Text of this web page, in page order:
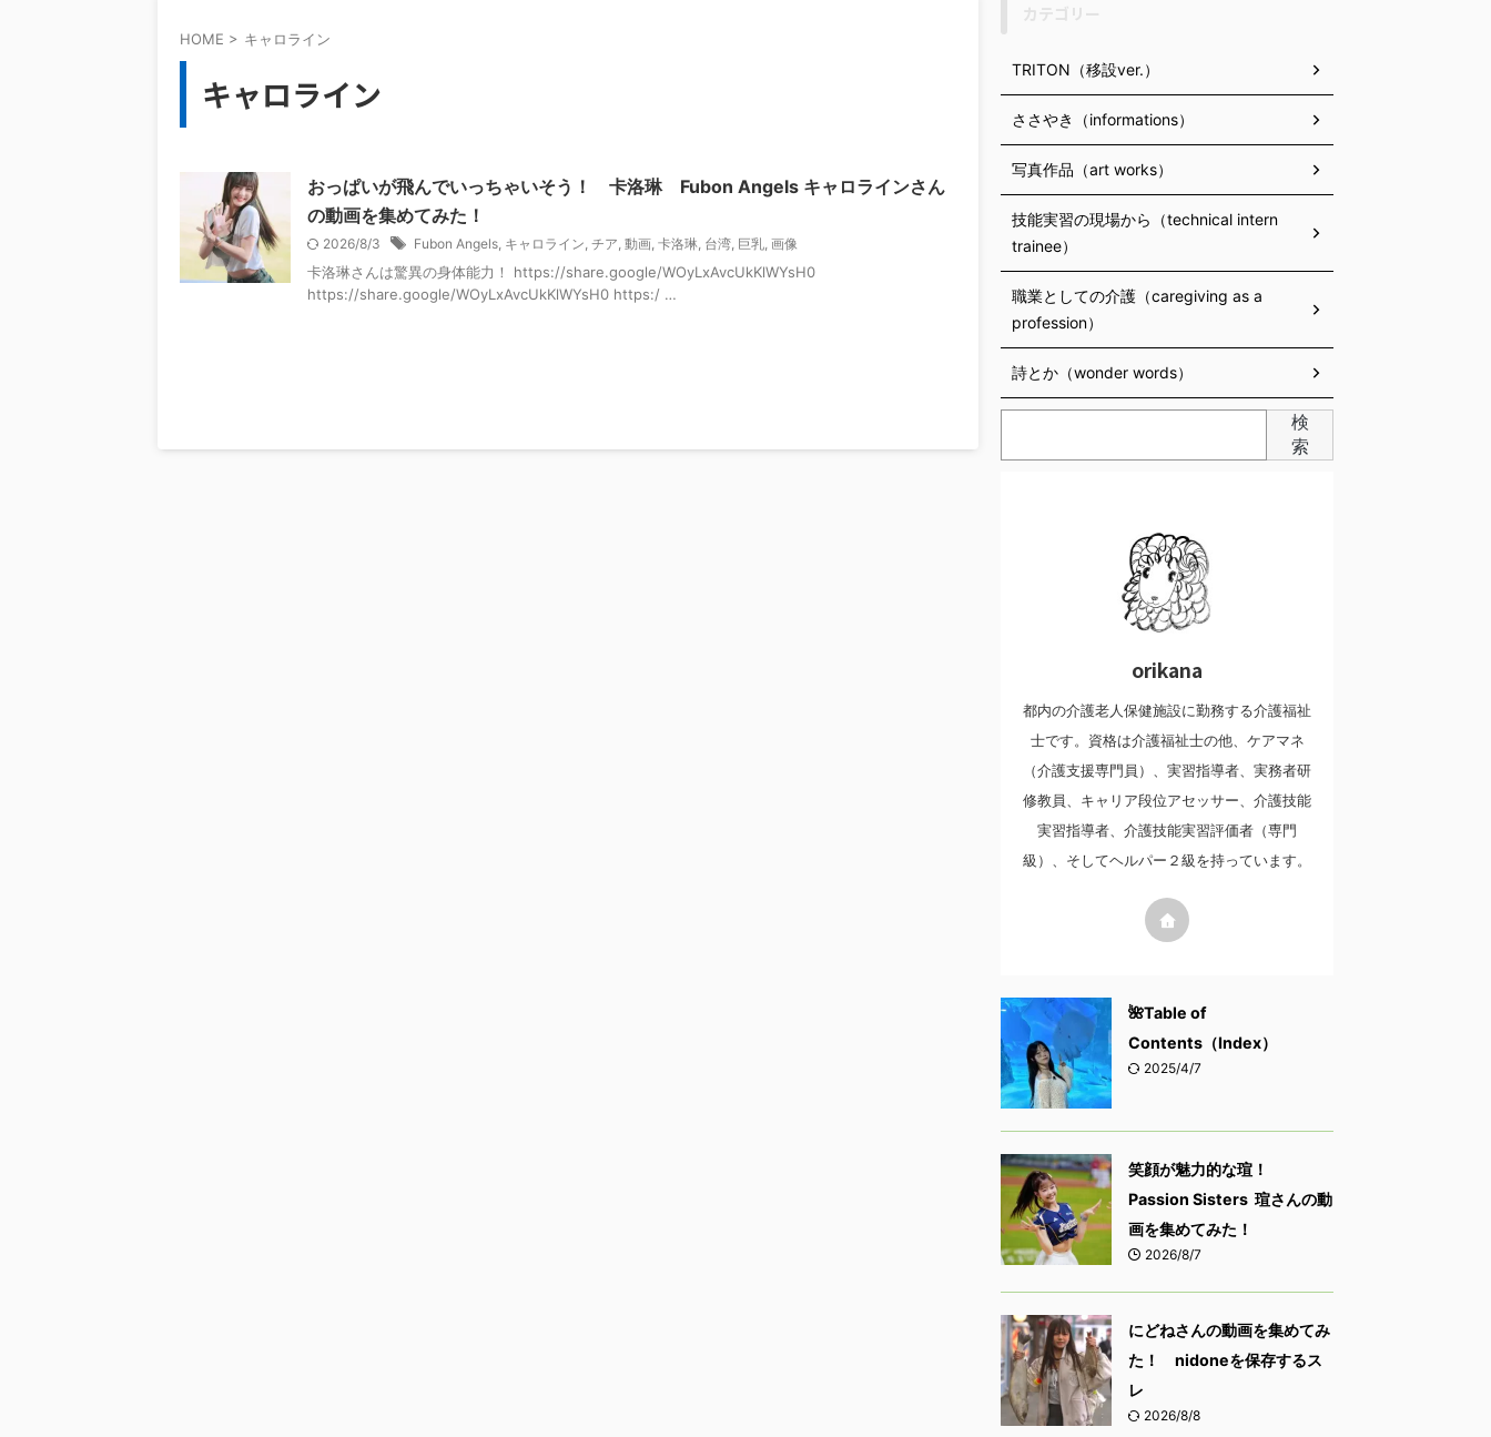
HOME > キャロライン
キャロライン
おっぱいが飛んでいっちゃいそう！ 卡洛琳 Fubon Angels キャロラインさん
の動画を集めてみた！
2026/8/3 Fubon Angels, キャロライン, チア, 動画, 卡洛琳, 台湾, 巨乳, 画像
卡洛琳さんは驚異の身体能力！ https://share.google/WOyLxAvcUkKlWYsH0
https://share.google/WOyLxAvcUkKlWYsH0 https:/ …
TRITON（移設ver.）
ささやき（informations）
写真作品（art works）
技能実習の現場から（technical intern
trainee）
職業としての介護（caregiving as a
profession）
詩とか（wonder words）
検
索
orikana
都内の介護老人保健施設に勤務する介護福祉
士です。資格は介護福祉士の他、ケアマネ
（介護支援専門員）、実習指導者、実務者研
修教員、キャリア段位アセッサー、介護技能
実習指導者、介護技能実習評価者（専門
級）、そしてヘルパー２級を持っています。
🌺Table of
Contents（Index）
2025/4/7
笑顔が魅力的な瑄！
Passion Sisters 瑄さんの動
画を集めてみた！
2026/8/7
にどねさんの動画を集めてみ
た！ nidoneを保存するス
レ
2026/8/8